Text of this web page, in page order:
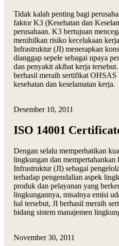
Tidak kalah penting bagi
faktor K3 (Kesehatan dan
perusahaan. K3 bertujuan
menihilkan risiko kecelakaan
Infrastruktur (JI) menerapkan
dianggap sepele sebagai upaya
dan penyakit akibat kerja
berhasil meraih sertifikat OHSAS
kesehatan dan keselamatan kerja.
Desember 10, 2011
ISO 14001
Dengan selalu memperhatikan
lingkungan dan mempertahankan
Infrastruktur (JI) sebagai
terhadap pengendalian aspek
produk dan pelayanan yang
lingkungannya, misalnya emisi
hal tersebut, JI berhasil meraih
bidang sistem manajemen
November 30, 2011